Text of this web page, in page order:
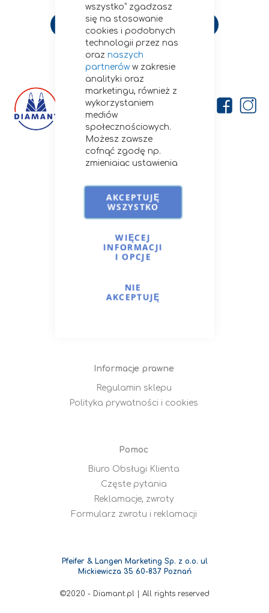
wszystko” zgadzasz
się na stosowanie
cookies i podobnych
technologii przez nas
oraz naszych
partneróww zakresie
analityki oraz
marketingu, również z
wykorzystaniem
mediów
społecznościowych.
Możesz zawsze
cofnąć zgodę np.
zmieniając ustawienia
lub zmieniając
ustawienia
przeglądarki.
przez nas cookies i
podobnych
technologii znajdziesz
technologie.
AKCEPTUJĘ
WSZYSTKO
WIĘCEJ
INFORMACJI
I OPCJE
NIE
AKCEPTUJĘ
Utwórz konto
Firma
Kontakt
Porady i przepisy
Zaloguj się
Informacje prawne
Regulamin sklepu
Polityka prywatności i cookies
Pomoc
Biuro Obsługi Klienta
Częste pytania
Reklamacje, zwroty
Formularz zwrotu i reklamacji
Pfeifer & Langen Marketing Sp. z o.o. ul
Mickiewicza 35 60-837 Poznań
©2020 - Diamant.pl | All rights reserved